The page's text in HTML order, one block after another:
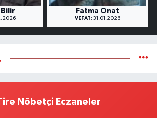
Fatma Onat
VEFAT: 31.01.2026
Nöbetçi Eczaneler